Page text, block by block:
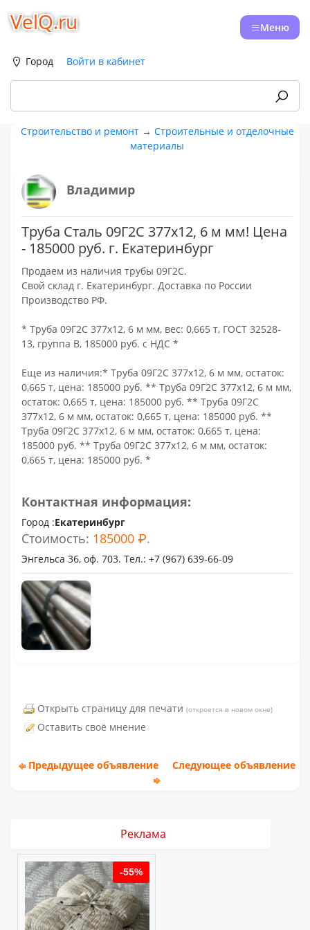
VelQ.ru Меню
Город Войти в кабинет
Строительство и ремонт→ Строительные и отделочные
материалы
Владимир
Труба Сталь 09Г2С 377х12, 6 м мм! Цена
- 185000 руб. г. Екатеринбург
Продаем из наличия трубы 09Г2С.
Свой склад г. Екатеринбург. Доставка по России
Производство РФ.
* Труба 09Г2С 377х12, 6 м мм, вес: 0,665 т, ГОСТ 32528-
13, группа В, 185000 руб. с НДС *
Еще из наличия:* Труба 09Г2С 377х12, 6 м мм, остаток:
0,665 т, цена: 185000 руб. ** Труба 09Г2С 377х12, 6 м мм,
остаток: 0,665 т, цена: 185000 руб. ** Труба 09Г2С
377х12, 6 м мм, остаток: 0,665 т, цена: 185000 руб. **
Труба 09Г2С 377х12, 6 м мм, остаток: 0,665 т, цена:
185000 руб. ** Труба 09Г2С 377х12, 6 м мм, остаток:
0,665 т, цена: 185000 руб. *
Контактная информация:
Город :Екатеринбург
Стоимость: 185000 ₽.
Энгельса 36, оф. 703. Тел.: +7 (967) 639-66-09
Открыть страницу для печати (откроется в новом окне)
Оставить своё мнение
Предыдущее объявление Следующее объявление
Реклама
-55%